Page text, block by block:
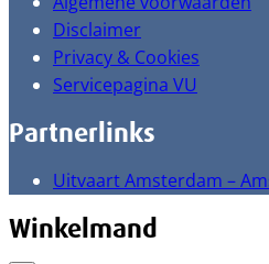
Disclaimer
Privacy & Cookies
Servicepagina VU
Partnerlinks
Uitvaart Amsterdam –
Winkelmand